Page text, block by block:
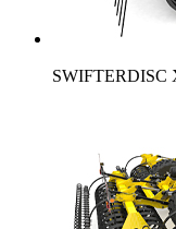
SWIFTERDISC